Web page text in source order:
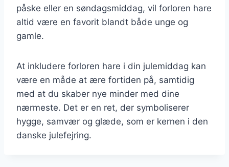
påske eller en søndagsmiddag, vil forloren hare
altid være en favorit blandt både unge og
gamle.
At inkludere forloren hare i din julemiddag kan
være en måde at ære fortiden på, samtidig
med at du skaber nye minder med dine
nærmeste. Det er en ret, der symboliserer
hygge, samvær og glæde, som er kernen i den
danske julefejring.